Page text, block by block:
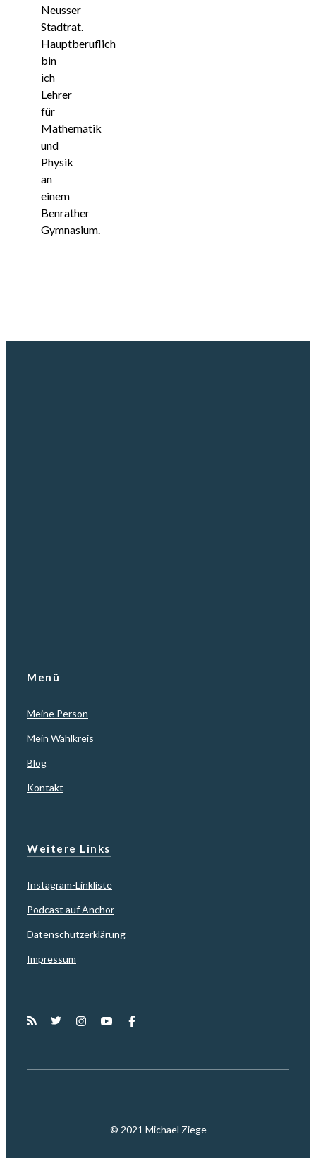
Neusser
Stadtrat.
Hauptberuflich
bin
ich
Lehrer
für
Mathematik
und
Physik
an
einem
Benrather
Gymnasium.
Menü
Meine Person
Mein Wahlkreis
Blog
Kontakt
Weitere Links
Instagram-Linkliste
Podcast auf Anchor
Datenschutzerklärung
Impressum
© 2021 Michael Ziege